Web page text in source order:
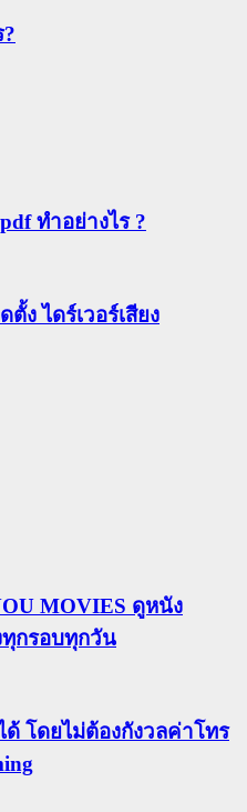
ทำอย่างไร ?
ง ไดร์เวอร์เสียง
MOVIES ดูหนัง
ทุกรอบทุกวัน
ด้ โดยไม่ต้องกังวลค่าโทร